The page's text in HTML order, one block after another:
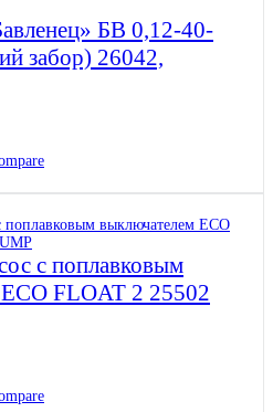
БВ 0,12-40-
забор) 26042,
с поплавковым
FLOAT 2 25502